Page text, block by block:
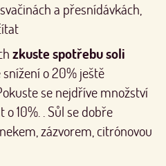
a přesnídávkách,
zkuste spotřebu soli
snížení o 20% ještě
se nejdříve množství
10%. . Sůl se dobře
zázvorem, citrónovou